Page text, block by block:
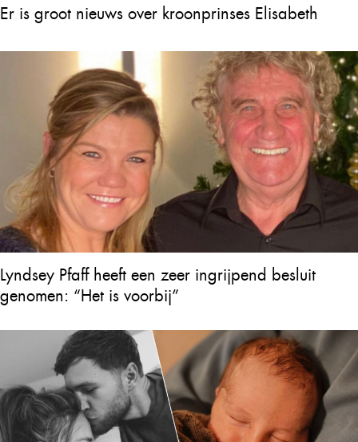
Er is groot nieuws over kroonprinses Elisabeth
Lyndsey Pfaff heeft een zeer ingrijpend besluit
genomen: “Het is voorbij”